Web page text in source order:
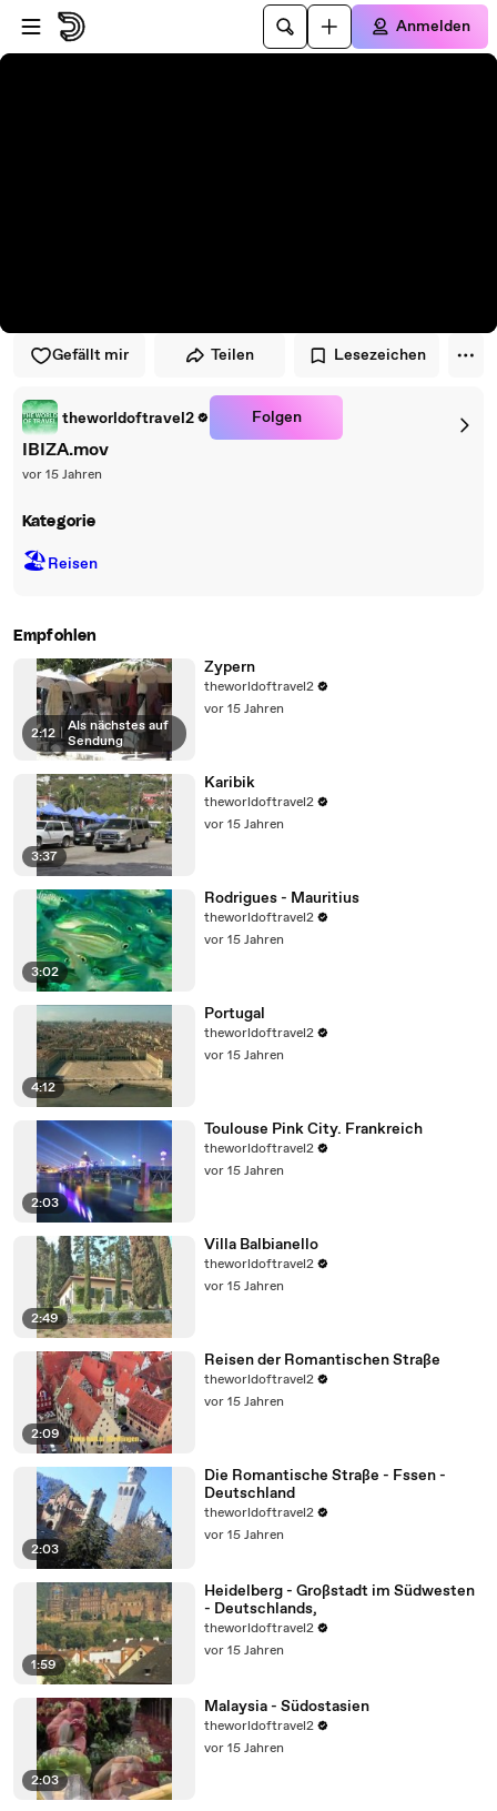
Zum Player springen
Zum Hauptinhalt springen
Anmelden
Gefällt mir Teilen Lesezeichen
theworldoftravel2 Folgen
IBIZA.mov
vor 15 Jahren
Kategorie
🏖Reisen
Empfohlen
2:12
Als nächstes auf
Sendung
Zypern
theworldoftravel2
vor 15 Jahren
3:37
Karibik
theworldoftravel2
vor 15 Jahren
3:02
Rodrigues - Mauritius
theworldoftravel2
vor 15 Jahren
4:12
Portugal
theworldoftravel2
vor 15 Jahren
2:03
Toulouse Pink City. Frankreich
theworldoftravel2
vor 15 Jahren
2:49
Villa Balbianello
theworldoftravel2
vor 15 Jahren
2:09
Reisen der Romantischen Straße
theworldoftravel2
vor 15 Jahren
2:03
Die Romantische Straße - Fssen -
Deutschland
theworldoftravel2
vor 15 Jahren
1:59
Heidelberg - Großstadt im Südwesten
- Deutschlands,
theworldoftravel2
vor 15 Jahren
2:03
Malaysia - Südostasien
theworldoftravel2
vor 15 Jahren